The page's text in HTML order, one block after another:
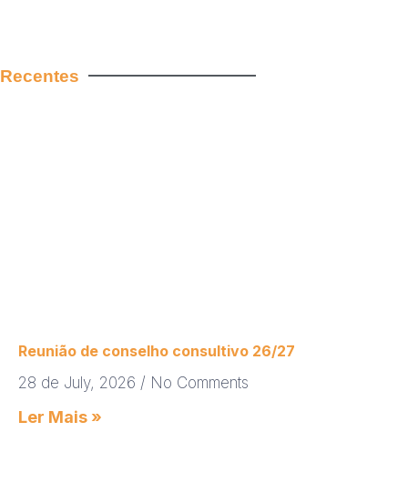
Recentes
Reunião de conselho consultivo 26/27
28 de July, 2026
No Comments
Ler Mais »